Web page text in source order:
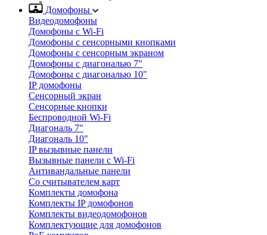
Домофоны
Видеодомофоны
Домофоны с Wi-Fi
Домофоны с сенсорными кнопками
Домофоны с сенсорным экраном
Домофоны с диагональю 7"
Домофоны с диагональю 10"
IP домофоны
Сенсорный экран
Сенсорные кнопки
Беспроводной Wi-Fi
Диагональ 7"
Диагональ 10"
IP вызывные панели
Вызывные панели с Wi-Fi
Антивандальные панели
Со считывателем карт
Комплекты домофона
Комплекты IP домофонов
Комплекты видеодомофонов
Комплектующие для домофонов